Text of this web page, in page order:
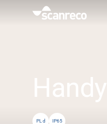
Handy
PL d IP65